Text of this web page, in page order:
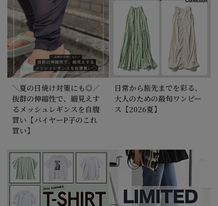
＼夏の日焼け対策にも◎／
抜群の伸縮性で、細見えす
るメッシュレギンスを自腹
買い【バイヤーP子のこれ
買い】
日常から旅先までを彩る、
大人のための最旬ワンピー
ス【2026夏】